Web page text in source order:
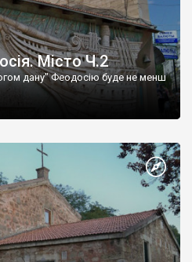
Місто Ч.2
дану" Феодосію буде не менш